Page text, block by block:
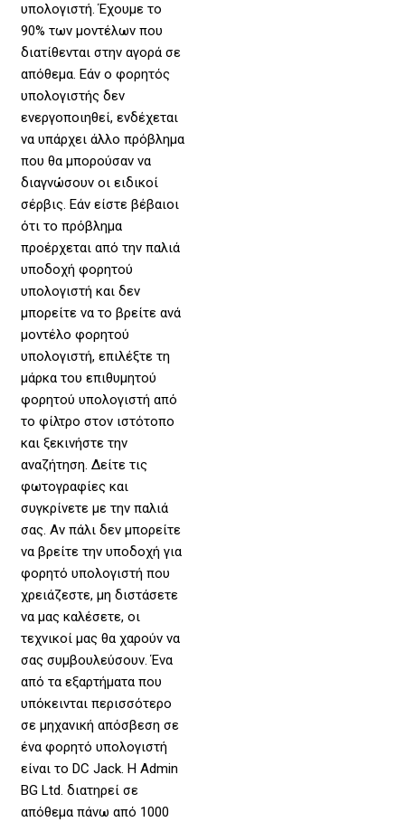
υπολογιστή. Έχουμε το
90% των μοντέλων που
διατίθενται στην αγορά σε
απόθεμα. Εάν ο φορητός
υπολογιστής δεν
ενεργοποιηθεί, ενδέχεται
να υπάρχει άλλο πρόβλημα
που θα μπορούσαν να
διαγνώσουν οι ειδικοί
σέρβις. Εάν είστε βέβαιοι
ότι το πρόβλημα
προέρχεται από την παλιά
υποδοχή φορητού
υπολογιστή και δεν
μπορείτε να το βρείτε ανά
μοντέλο φορητού
υπολογιστή, επιλέξτε τη
μάρκα του επιθυμητού
φορητού υπολογιστή από
το φίλτρο στον ιστότοπο
και ξεκινήστε την
αναζήτηση. Δείτε τις
φωτογραφίες και
συγκρίνετε με την παλιά
σας. Αν πάλι δεν μπορείτε
να βρείτε την υποδοχή για
φορητό υπολογιστή που
χρειάζεστε, μη διστάσετε
να μας καλέσετε, οι
τεχνικοί μας θα χαρούν να
σας συμβουλεύσουν. Ένα
από τα εξαρτήματα που
υπόκεινται περισσότερο
σε μηχανική απόσβεση σε
ένα φορητό υπολογιστή
είναι το DC Jack. Η Admin
BG Ltd. διατηρεί σε
απόθεμα πάνω από 1000